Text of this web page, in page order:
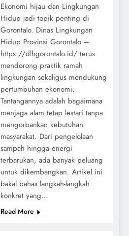
Ekonomi hijau dan Lingkungan
Hidup jadi topik penting di
Gorontalo. Dinas Lingkungan
Hidup Provinsi Gorontalo –
https://dlhgorontalo.id/ terus
mendorong praktik ramah
lingkungan sekaligus mendukung
pertumbuhan ekonomi.
Tantangannya adalah bagaimana
menjaga alam tetap lestari tanpa
mengorbankan kebutuhan
masyarakat. Dari pengelolaan
sampah hingga energi
terbarukan, ada banyak peluang
untuk dikembangkan. Artikel ini
bakal bahas langkah-langkah
konkret yang…
Read More